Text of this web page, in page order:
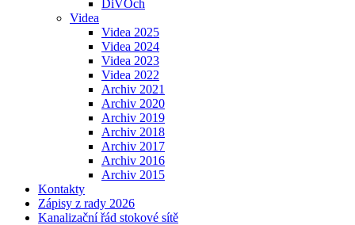
DiVOch
Videa
Videa 2025
Videa 2024
Videa 2023
Videa 2022
Archiv 2021
Archiv 2020
Archiv 2019
Archiv 2018
Archiv 2017
Archiv 2016
Archiv 2015
Kontakty
Zápisy z rady 2026
Kanalizační řád stokové sítě